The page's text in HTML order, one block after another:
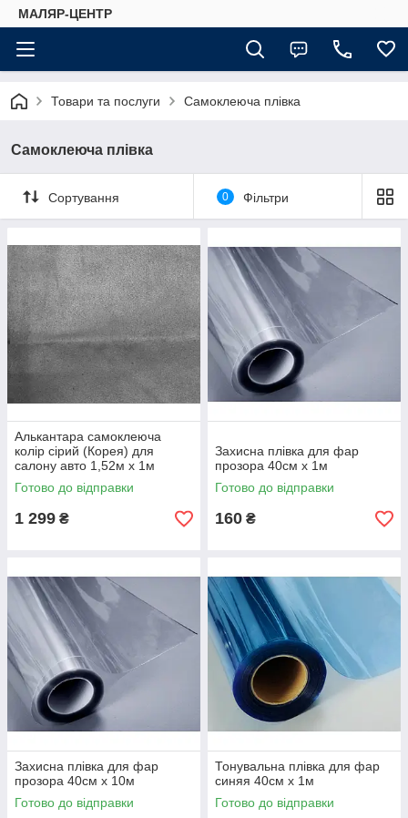
МАЛЯР-ЦЕНТР
Товари та послуги Самоклеюча плівка
Самоклеюча плівка
Сортування 0 Фільтри
Алькантара самоклеюча
колір сірий (Корея) для
салону авто 1,52м х 1м
Готово до відправки
1 299 ₴
Захисна плівка для фар
прозора 40см х 1м
Готово до відправки
160 ₴
Захисна плівка для фар
прозора 40см х 10м
Готово до відправки
Тонувальна плівка для фар
синяя 40см х 1м
Готово до відправки